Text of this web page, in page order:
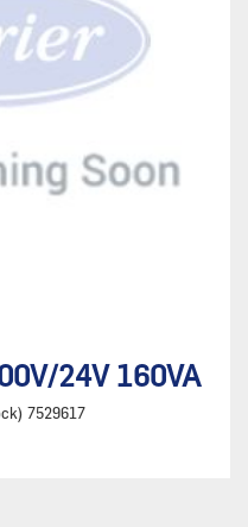
24V 160VA
7529617